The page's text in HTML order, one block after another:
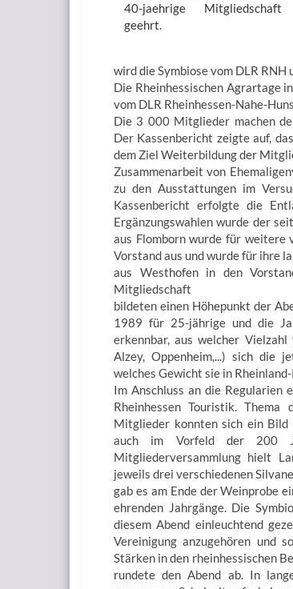
40-jaehrige Mitgliedschaft
geehrt.
wird die Symbiose vom DLR
Die Rheinhessischen Agrartage
vom DLR Rheinhessen-Nahe-
Die 3 000 Mitglieder machen
Der Kassenbericht zeigte auf,
dem Ziel Weiterbildung der
Zusammenarbeit von
zu den Ausstattungen im
Kassenbericht erfolgte die
Ergänzungswahlen wurde der
aus Flomborn wurde für weitere
Vorstand aus und wurde für ihre
aus Westhofen in den
Mitgliedschaft
bildeten einen Höhepunkt der
1989 für 25-jährige und die
erkennbar, aus welcher Vielzahl
Alzey, Oppenheim,...) sich die
welches Gewicht sie in
Im Anschluss an die Regularien
Rheinhessen Touristik. Thema
Mitglieder konnten sich ein Bild
auch im Vorfeld der 200
Mitgliederversammlung hielt
jeweils drei verschiedenen
gab es am Ende der Weinprobe
ehrenden Jahrgänge. Die
diesem Abend einleuchtend
Vereinigung anzugehören und
Stärken in den rheinhessischen
rundete den Abend ab. In